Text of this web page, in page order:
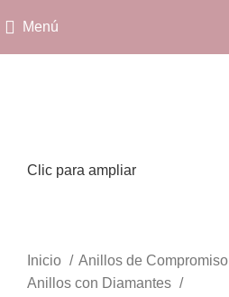
Menú
Clic para ampliar
Inicio
Anillos de Compromiso
Anillos con Diamantes